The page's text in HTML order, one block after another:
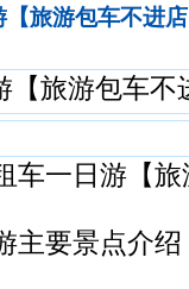
旅游包车不进
【旅游包车不
车一日游【
主要景点介